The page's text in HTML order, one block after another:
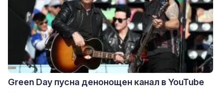
Green Day пусна денонощен канал в YouTube